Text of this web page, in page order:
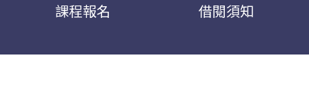
課程報名 借閱須知